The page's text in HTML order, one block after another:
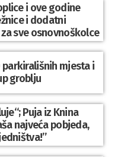
i ove godine
i dodatni
sve osnovnoškolce
mjesta i
groblju
Puja iz Knina
najveća pobjeda,